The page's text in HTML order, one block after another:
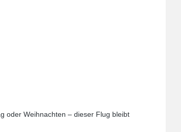
oder Weihnachten – dieser Flug bleibt